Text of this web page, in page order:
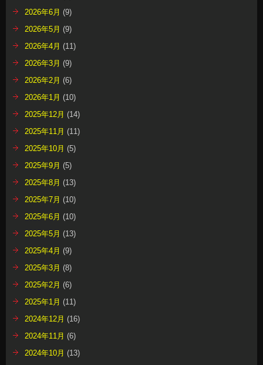
2026年6月 (9)
2026年5月 (9)
2026年4月 (11)
2026年3月 (9)
2026年2月 (6)
2026年1月 (10)
2025年12月 (14)
2025年11月 (11)
2025年10月 (5)
2025年9月 (5)
2025年8月 (13)
2025年7月 (10)
2025年6月 (10)
2025年5月 (13)
2025年4月 (9)
2025年3月 (8)
2025年2月 (6)
2025年1月 (11)
2024年12月 (16)
2024年11月 (6)
2024年10月 (13)